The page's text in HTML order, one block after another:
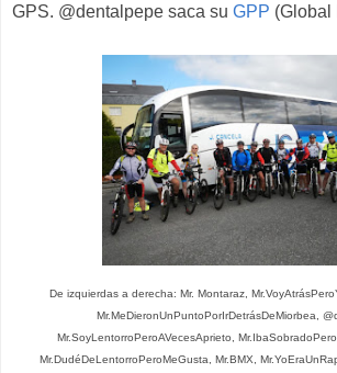
GPS. @dentalpepe saca su GPP (Global
De izquierdas a derecha: Mr. Montaraz,
Mr.MeDieronUnPuntoPorIrDetrásDeMiorbea,
Mr.SoyLentorroPeroAVecesAprieto,
Mr.DudéDeLentorroPeroMeGusta, Mr.BMX,